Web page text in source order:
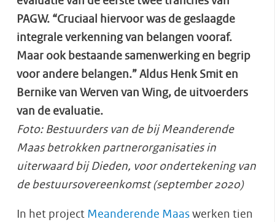
PAGW. “Cruciaal hiervoor was de geslaagde
integrale verkenning van belangen vooraf.
Maar ook bestaande samenwerking en begrip
voor andere belangen.” Aldus Henk Smit en
Bernike van Werven van Wing, de uitvoerders
van de evaluatie.
Foto: Bestuurders van de bij Meanderende
Maas betrokken partnerorganisaties in
uiterwaard bij Dieden, voor ondertekening van
de bestuursovereenkomst (september 2020)
In het project Meanderende Maas werken tien